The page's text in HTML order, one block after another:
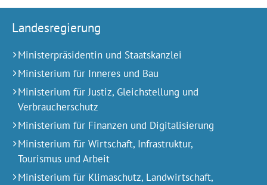
Landesregierung
Ministerpräsidentin und Staatskanzlei
Ministerium für Inneres und Bau
Ministerium für Justiz, Gleichstellung und
Verbraucherschutz
Ministerium für Finanzen und Digitalisierung
Ministerium für Wirtschaft, Infrastruktur,
Tourismus und Arbeit
Ministerium für Klimaschutz, Landwirtschaft,